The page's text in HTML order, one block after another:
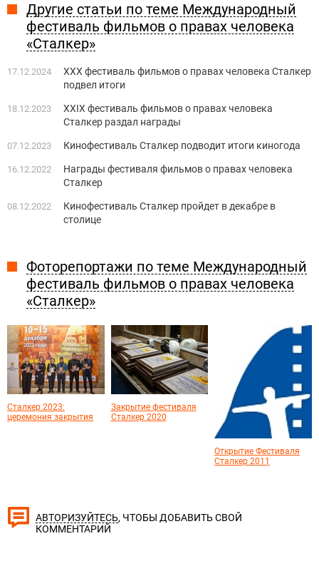
Другие статьи по теме Международный
фестиваль фильмов о правах человека
«Сталкер»
17.12.2024
XХХ фестиваль фильмов о правах человека Сталкер
подвел итоги
18.12.2023
XХIХ фестиваль фильмов о правах человека
Сталкер раздал награды
07.12.2023 Кинофестиваль Сталкер подводит итоги киногода
16.12.2022
Награды фестиваля фильмов о правах человека
Сталкер
08.12.2022
Кинофестиваль Сталкер пройдет в декабре в
столице
Фоторепортажи по теме Международный
фестиваль фильмов о правах человека
«Сталкер»
Сталкер 2023:
церемония закрытия
Закрытие фестиваля
Сталкер 2020
Открытие Фестиваля
Сталкер 2011
АВТОРИЗУЙТЕСЬ, ЧТОБЫ ДОБАВИТЬ СВОЙ
КОММЕНТАРИЙ